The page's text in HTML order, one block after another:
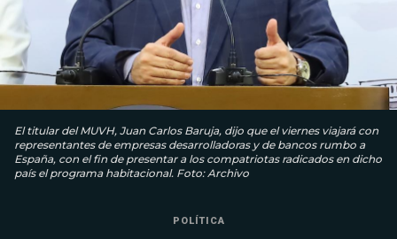
El titular del MUVH, Juan Carlos Baruja, dijo que el viernes viajará con
representantes de empresas desarrolladoras y de bancos rumbo a
España, con el fin de presentar a los compatriotas radicados en dicho
país el programa habitacional. Foto: Archivo
POLÍTICA